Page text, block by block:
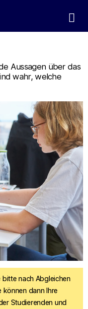
Aussagen über das
wahr, welche
bitte nach Abgleichen
können dann Ihre
Studierenden und